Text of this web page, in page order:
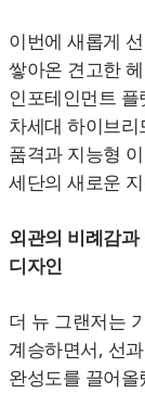
이번에 새롭게
쌓아온 견고한
인포테인먼트 플
차세대 하이브
품격과 지능형
세단의 새로운
외관의 비례감
디자인
더 뉴 그랜저는
계승하면서, 선
완성도를 끌어올